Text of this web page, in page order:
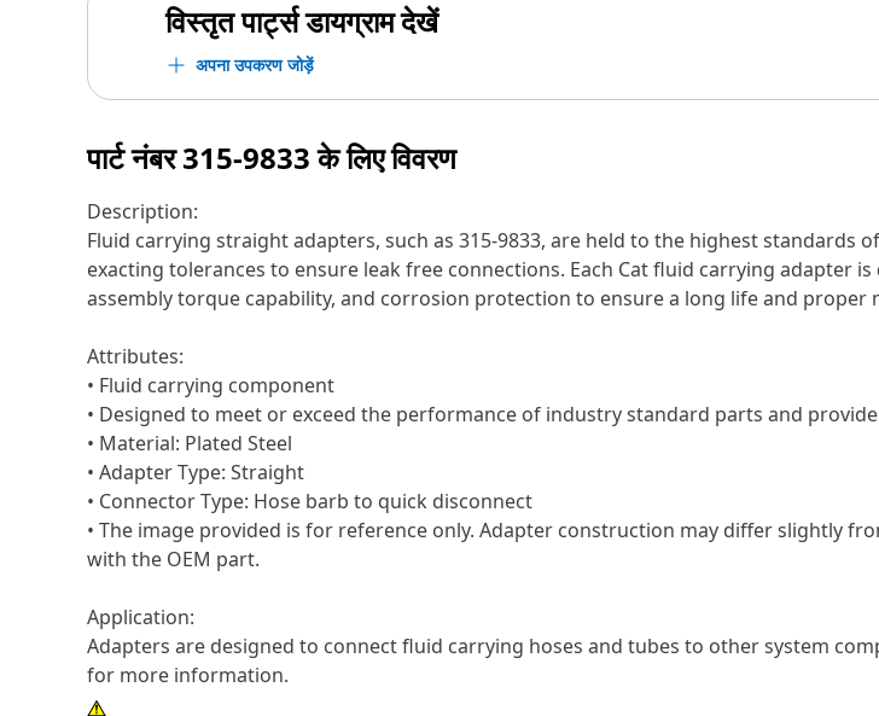
विस्तृत पार्ट्स डायग्राम देखें
अपना उपकरण जोड़ें
पार्ट नंबर315-9833के लिए विवरण
Description:
Fluid carrying straight adapters, such as 315-9833, are held to the highest
exacting tolerances to ensure leak free connections. Each Cat fluid carrying adapter
assembly torque capability, and corrosion protection to ensure a long life and proper
Attributes:
• Fluid carrying component
• Designed to meet or exceed the performance of industry standard parts and
• Material: Plated Steel
• Adapter Type: Straight
• Connector Type: Hose barb to quick disconnect
• The image provided is for reference only. Adapter construction may differ slightly
with the OEM part.
Application:
Adapters are designed to connect fluid carrying hoses and tubes to other system
for more information.